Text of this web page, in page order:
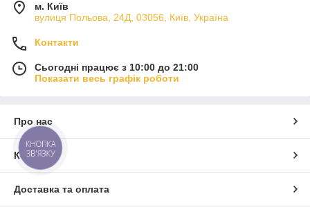
м. Київ
вулиця Польова, 24Д, 03056, Київ, Україна
Контакти
Сьогодні працює з 10:00 до 21:00
Показати весь графік роботи
Про нас
Контакти
Доставка та оплата
КНОПКА
ЗВ'ЯЗКУ